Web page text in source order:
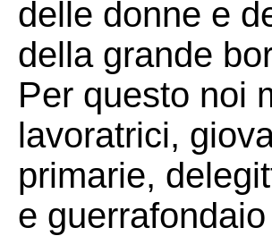
delle donne e
della grande
Per questo noi
lavoratrici,
primarie,
e